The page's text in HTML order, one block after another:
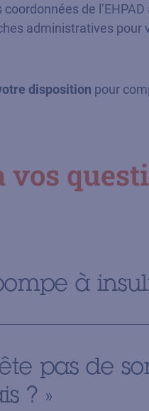
de
administratives
disposition pour
vos
à
pas de
? »